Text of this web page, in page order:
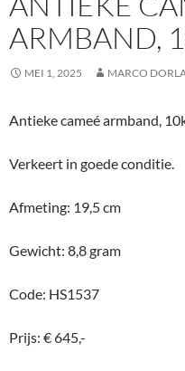
ARMBAND,
MEI 1, 2025 MARCO
Antieke cameé armband,
Verkeert in goede conditie.
Afmeting: 19,5 cm
Gewicht: 8,8 gram
Code: HS1537
Prijs: € 645,-